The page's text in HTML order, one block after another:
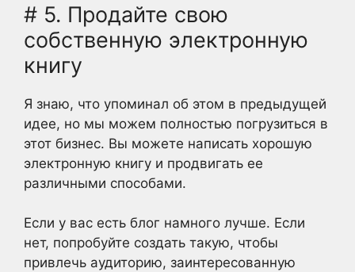
# 5. Продайте свою
собственную электронную
книгу
Я знаю, что упоминал об этом в предыдущей
идее, но мы можем полностью погрузиться в
этот бизнес. Вы можете написать хорошую
электронную книгу и продвигать ее
различными способами.
Если у вас есть блог намного лучше. Если
нет, попробуйте создать такую, чтобы
привлечь аудиторию, заинтересованную